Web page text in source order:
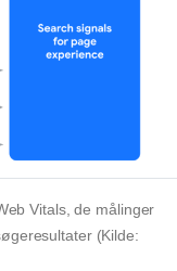
Vitals, de målinger
(Kilde: